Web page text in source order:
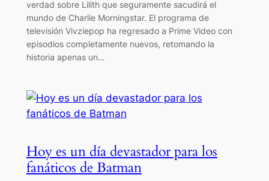
verdad sobre Lilith que seguramente sacudirá el
mundo de Charlie Morningstar. El programa de
televisión Vivziepop ha regresado a Prime Video con
episodios completamente nuevos, retomando la
historia apenas un…
Hoy es un día devastador para los
fanáticos de Batman